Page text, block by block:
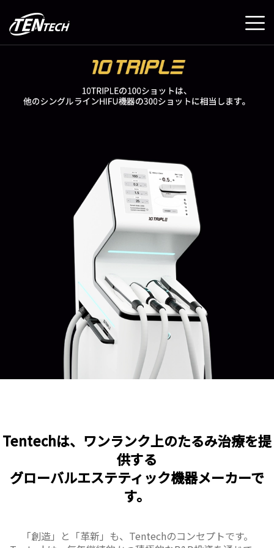
Tentechは、ワンランク上のたるみ治療を提
供する
グローバルエステティック機器メーカーで
す。
「創造」と「革新」も、Tentechのコンセプトです。